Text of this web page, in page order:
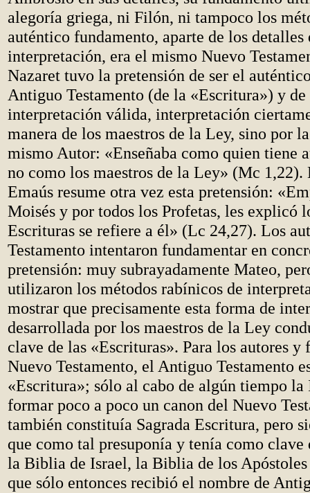
alegoría griega, ni Filón, ni tampoco los
auténtico fundamento, aparte de los detalles
interpretación, era el mismo Nuevo
Nazaret tuvo la pretensión de ser el
Antiguo Testamento (de la «Escritura») y
interpretación válida, interpretación
manera de los maestros de la Ley, sino por
mismo Autor: «Enseñaba como quien tiene
no como los maestros de la Ley» (Mc 1,22).
Emaús resume otra vez esta pretensión:
Moisés y por todos los Profetas, les explicó
Escrituras se refiere a él» (Lc 24,27). Los
Testamento intentaron fundamentar en
pretensión: muy subrayadamente Mateo,
utilizaron los métodos rabínicos de
mostrar que precisamente esta forma de
desarrollada por los maestros de la Ley
clave de las «Escrituras». Para los autores y
Nuevo Testamento, el Antiguo Testamento
«Escritura»; sólo al cabo de algún tiempo la
formar poco a poco un canon del Nuevo
también constituía Sagrada Escritura, pero
que como tal presuponía y tenía como
la Biblia de Israel, la Biblia de los
que sólo entonces recibió el nombre de